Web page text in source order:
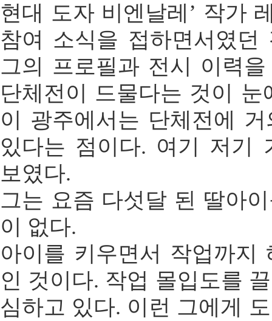
현대 도자 비엔날레’ 작가
참여 소식을 접하면서였던
그의 프로필과 전시 이력
단체전이 드물다는 것이 눈
이 광주에서는 단체전에
있다는 점이다. 여기 저기
보였다.
그는 요즘 다섯달 된 딸아
이 없다.
아이를 키우면서 작업까지
인 것이다. 작업 몰입도를
심하고 있다. 이런 그에게